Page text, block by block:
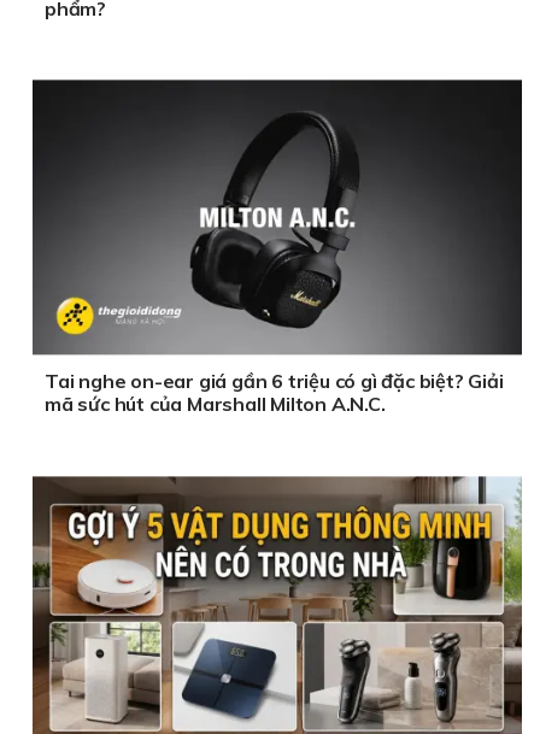
phẩm?
Tai nghe on-ear giá gần 6 triệu có gì đặc biệt? Giải
mã sức hút của Marshall Milton A.N.C.